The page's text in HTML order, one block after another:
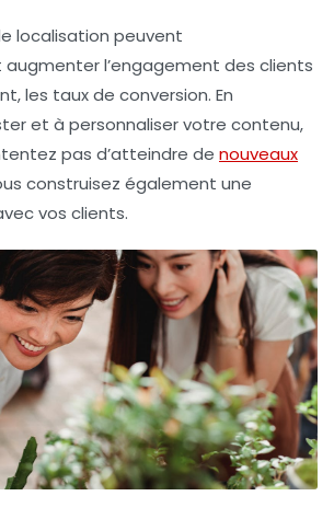
localisation peuvent
l’engagement des clients
les taux de conversion. En
et à personnaliser votre contenu,
pas d’atteindre de nouveaux
construisez également une
vos clients.